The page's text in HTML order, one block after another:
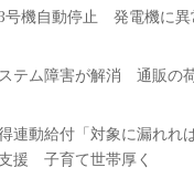
号機自動停止 発電機に
テム障害が解消 通販の
連動給付「対象に漏れれ
援 子育て世帯厚く